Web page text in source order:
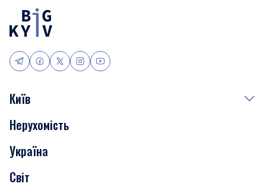
Київ
Події
Скандали
Нерухомість
Нерухомість
Україна
Світ